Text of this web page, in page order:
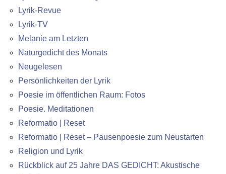
Lyrik-Revue
Lyrik-TV
Melanie am Letzten
Naturgedicht des Monats
Neugelesen
Persönlichkeiten der Lyrik
Poesie im öffentlichen Raum: Fotos
Poesie. Meditationen
Reformatio | Reset
Reformatio | Reset – Pausenpoesie zum Neustarten
Religion und Lyrik
Rückblick auf 25 Jahre DAS GEDICHT: Akustische